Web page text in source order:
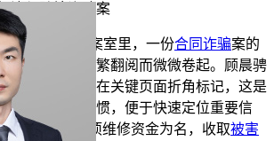
济与跨境诈骗案
人民法 院的档案室里，一份合同诈骗案的
卷宗边缘因频繁翻阅而微微卷起。顾晨骋
时，习惯性地在关键页面折角标记，这是
学时养成的习惯，便于快速定位重要信
以代缴住宅专项维修资金为名，收取被害